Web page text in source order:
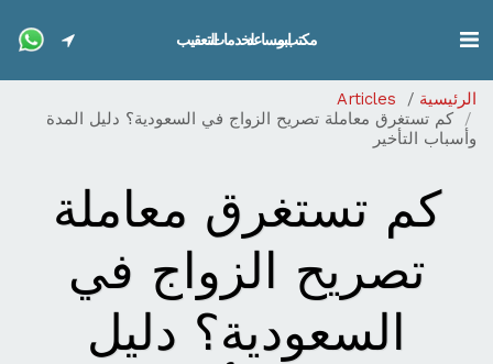
مكتب ابو مساعد لخدمات التعقيب
الرئيسية
Articles
كم تستغرق معاملة تصريح الزواج في السعودية؟ دليل المدة
وأسباب التأخير
كم تستغرق معاملة
تصريح الزواج في
السعودية؟ دليل